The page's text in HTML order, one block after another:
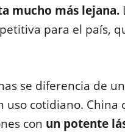
mucho más lejana.
para el país,
se diferencia de
uso cotidiano.
con un potente